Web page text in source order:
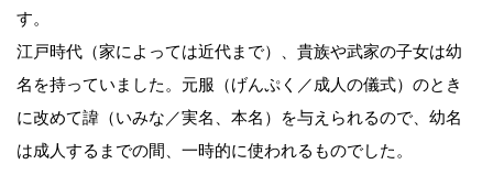
す。
江戸時代（家によっては近代まで）、貴族や武家の子女は幼
名を持っていました。元服（げんぷく／成人の儀式）のとき
に改めて諱（いみな／実名、本名）を与えられるので、幼名
は成人するまでの間、一時的に使われるものでした。